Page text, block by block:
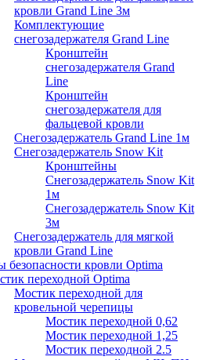
кровли Grand Line 3м
Комплектующие
снегозадержателя Grand Line
Кронштейн
снегозадержателя Grand
Line
Кронштейн
снегозадержателя для
фальцевой кровли
Снегозадержатель Grand Line 1м
Снегозадержатель Snow Kit
Кронштейны
Снегозадержатель Snow Kit
1м
Снегозадержатель Snow Kit
3м
Снегозадержатель для мягкой
кровли Grand Line
безопасности кровли Optima
переходной Optima
Мостик переходной для
кровельной черепицы
Мостик переходной 0,62
Мостик переходной 1,25
Мостик переходной 2.5